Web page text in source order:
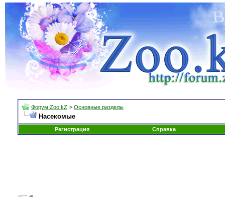
Форум Zoo.kZ > Основные разделы
Насекомые
Регистрация
Справка